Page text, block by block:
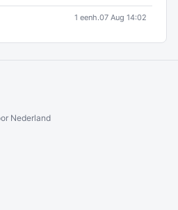
1 eenh.07 Aug 14:02
Nederland